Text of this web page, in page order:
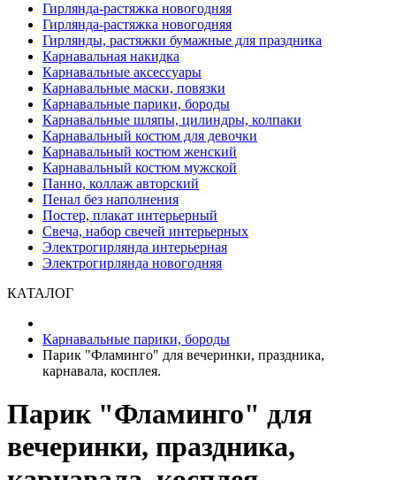
Гирлянда-растяжка новогодняя
Гирлянда-растяжка новогодняя
Гирлянды, растяжки бумажные для праздника
Карнавальная накидка
Карнавальные аксессуары
Карнавальные маски, повязки
Карнавальные парики, бороды
Карнавальные шляпы, цилиндры, колпаки
Карнавальный костюм для девочки
Карнавальный костюм женский
Карнавальный костюм мужской
Панно, коллаж авторский
Пенал без наполнения
Постер, плакат интерьерный
Свеча, набор свечей интерьерных
Электрогирлянда интерьерная
Электрогирлянда новогодняя
КАТАЛОГ
Карнавальные парики, бороды
Парик "Фламинго" для вечеринки, праздника,
карнавала, косплея.
Парик "Фламинго" для
вечеринки, праздника,